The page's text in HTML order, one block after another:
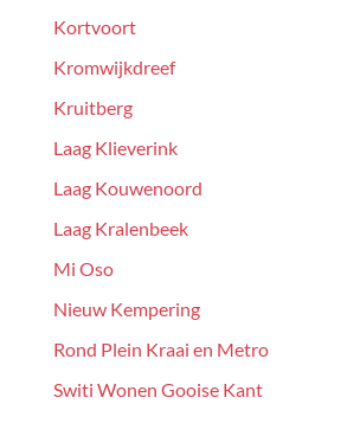
Kortvoort
Kromwijkdreef
Kruitberg
Laag Klieverink
Laag Kouwenoord
Laag Kralenbeek
Mi Oso
Nieuw Kempering
Rond Plein Kraai en Metro
Switi Wonen Gooise Kant